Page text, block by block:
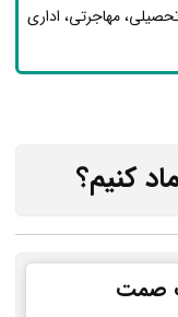
مهاجرتی، اداری
کنیم؟
صمت